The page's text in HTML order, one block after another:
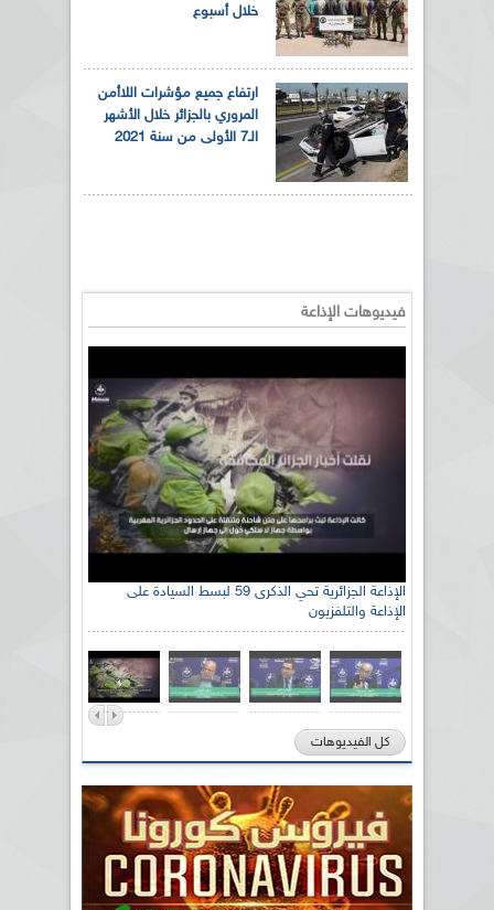
خلال أسبوع
ارتفاع جميع مؤشرات اللاأمن
المروري بالجزائر خلال الأشهر
الـ7 الأولى من سنة 2021
فيديوهات الإذاعة
الإذاعة الجزائرية تحي الذكرى 59 لبسط السيادة على
الإذاعة والتلفزيون
كل الفيديوهات